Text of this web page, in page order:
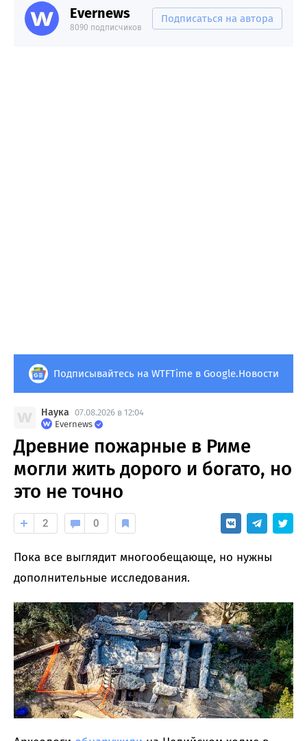
Evernews
8090 подписчиков
Подписаться на автора
Подписывайтесь на WTFTime в Google.Новости
Наука 07.08.2026 в 12:04
Evernews
Древние пожарные в Риме
могли жить дорого и богато, но
это не точно
2 0
Пока все выглядит многообещающе, но нужны
дополнительные исследования.